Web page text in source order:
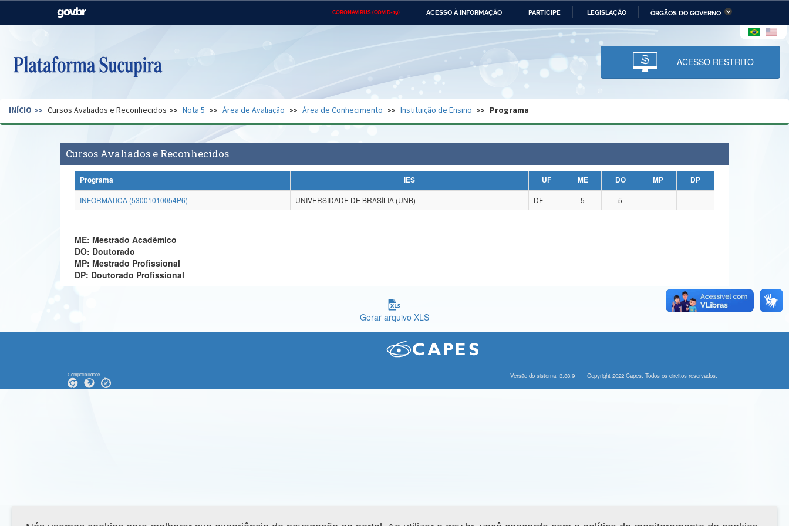
CORONAVÍRUS (COVID-19) ACESSO À INFORMAÇÃO PARTICIPE LEGISLAÇÃO ÓRGÃOS DO GOVERNO
Casa Civil Ministério das Relações Ministério da Economia Ministério da Infraestrutura
Pecuária e Abastecimento
Ministério da Ciência,
Tecnologia, Inovações e
Comunicações
Ministério do Desenvolvimento
Regional e dos Direitos Humanos
Secretaria de Governo Gabinete de Segurança Advocacia-Geral da União Banco Central do Brasil Planalto
ACESSO RESTRITO
INÍCIO Cursos Avaliados e Reconhecidos Nota 5 Área de Avaliação Área de Conhecimento Instituição de Ensino Programa
Cursos Avaliados e Reconhecidos
Programa IES UF ME DO MP
DP
INFORMÁTICA (53001010054P6)
UNIVERSIDADE DE BRASÍLIA (UNB) DF 5 5 - -
ME: Mestrado Acadêmico
DO: Doutorado
MP: Mestrado Profissional
DP: Doutorado Profissional
Gerar arquivo XLS
Compatibilidade Versão do sistema: 3.88.9 Copyright 2022 Capes. Todos os direitos reservados.